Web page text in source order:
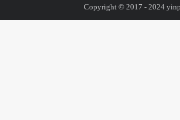
Copyright © 2017 - 2024